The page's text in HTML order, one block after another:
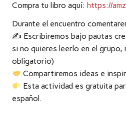
Compra tu libro aquí: https://
Durante el encuentro
✍ Escribiremos bajo pautas
si no quieres leerlo en el
obligatorio)
Compartiremos ideas e
Esta actividad es gratuita
español.